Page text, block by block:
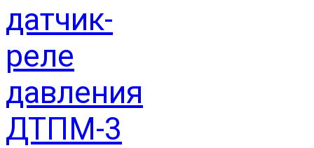
датчик-
реле
давления
ДТПМ-3